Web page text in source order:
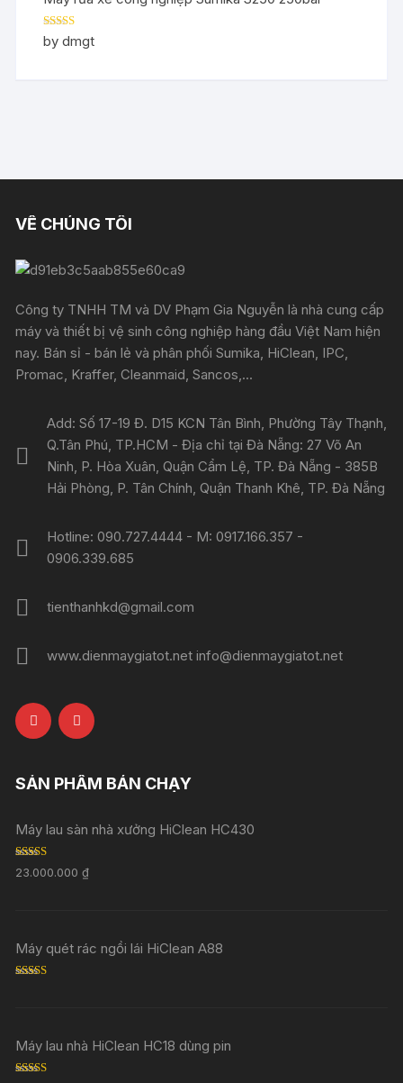
Rated5out
of 5
by dmgt
VỀ CHÚNG TÔI
Công ty TNHH TM và DV Phạm Gia Nguyễn là nhà cung cấp
máy và thiết bị vệ sinh công nghiệp hàng đầu Việt Nam hiện
nay. Bán sỉ - bán lẻ và phân phối Sumika, HiClean, IPC,
Promac, Kraffer, Cleanmaid, Sancos,...
Add: Số 17-19 Đ. D15 KCN Tân Bình, Phường Tây Thạnh,
Q.Tân Phú, TP.HCM - Địa chỉ tại Đà Nẵng: 27 Võ An
Ninh, P. Hòa Xuân, Quận Cẩm Lệ, TP. Đà Nẵng - 385B
Hải Phòng, P. Tân Chính, Quận Thanh Khê, TP. Đà Nẵng
Hotline: 090.727.4444 - M: 0917.166.357 -
0906.339.685
tienthanhkd@gmail.com
www.dienmaygiatot.net info@dienmaygiatot.net
SẢN PHẨM BÁN CHẠY
Máy lau sàn nhà xưởng HiClean HC430
Rated5.00
out of 5
23.000.000₫
Máy quét rác ngồi lái HiClean A88
Máy lau nhà HiClean HC18 dùng pin